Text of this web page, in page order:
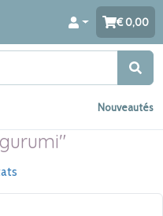
0,00
Nouveautés